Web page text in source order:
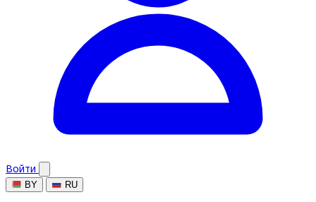
Войти
BY RU